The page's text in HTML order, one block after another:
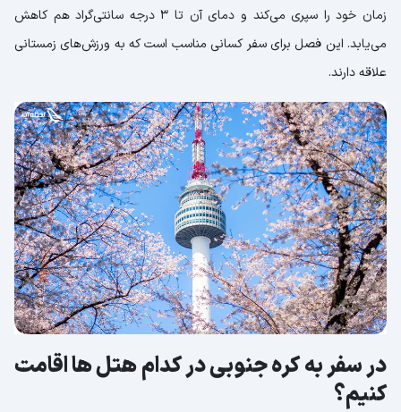
زمان خود را سپری می‌کند و دمای آن تا 3 درجه سانتی‌گراد هم کاهش
می‌یابد. این فصل برای سفر کسانی مناسب است که به ورزش‌های زمستانی
علاقه دارند.
در سفر به کره جنوبی در کدام هتل ها اقامت
کنیم؟